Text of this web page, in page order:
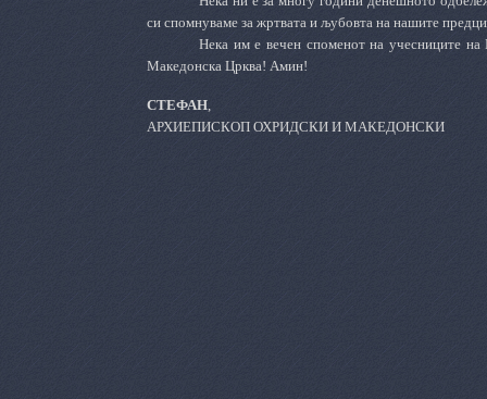
си спомнуваме за жртвата и љубовта на нашите
Нека им е вечен споменот на учесниците на
Македонска Црква! Амин!
СТЕФАН
АРХИЕПИСКОП ОХРИДСКИ И МАКЕДОНСКИ